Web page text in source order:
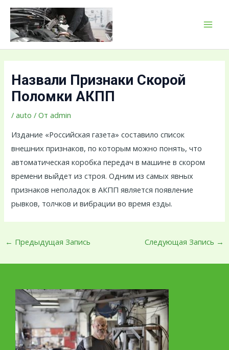
Перейти
содержимому
Назвали Признаки Скорой
Поломки АКПП
/auto / Отadmin
Издание «Российская газета» составило список
внешних признаков, по которым можно понять, что
автоматическая коробка передач в машине в скором
времени выйдет из строя. Одним из самых явных
признаков неполадок в АКПП является появление
рывков, толчков и вибрации во время езды.
Навигация
по
записям
← Предыдущая Запись Следующая Запись →